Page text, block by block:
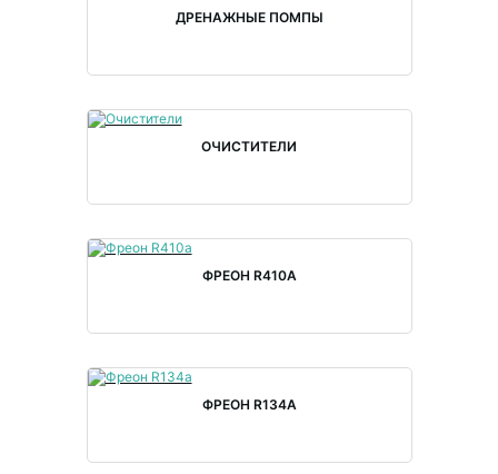
ДРЕНАЖНЫЕ ПОМПЫ
ОЧИСТИТЕЛИ
ФРЕОН R410A
ФРЕОН R134A